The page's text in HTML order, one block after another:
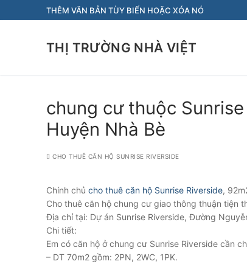
đến
THÊM VĂN BẢN TÙY BIẾN HOẶC XÓA NÓ
THỊ TRƯỜNG NHÀ VIỆT
chung cư thuộc
Huyện Nhà Bè
CHO THUÊ CĂN HỘ SUNRISE RIVERSIDE
Chính chủ cho thuê căn hộ Sunrise Riverside,
Cho thuê căn hộ chung cư giao thông thuận tiện
Địa chỉ tại: Dự án Sunrise Riverside, Đường
Chi tiết:
Em có căn hộ ở chung cư Sunrise Riverside cần
– DT 70m2 gồm: 2PN, 2WC, 1PK.